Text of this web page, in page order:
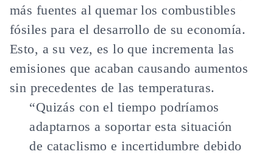
más fuentes al quemar los combustibles
fósiles para el desarrollo de su economía.
Esto, a su vez, es lo que incrementa las
emisiones que acaban causando aumentos
sin precedentes de las temperaturas.
“Quizás con el tiempo podríamos
adaptarnos a soportar esta situación
de cataclismo e incertidumbre debido